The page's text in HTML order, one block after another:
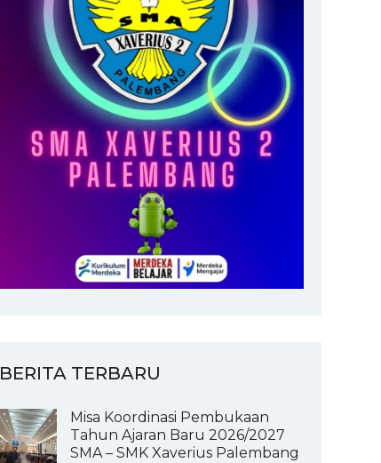
BERITA TERBARU
Misa Koordinasi Pembukaan
Tahun Ajaran Baru 2026/2027
SMA – SMK Xaverius Palembang